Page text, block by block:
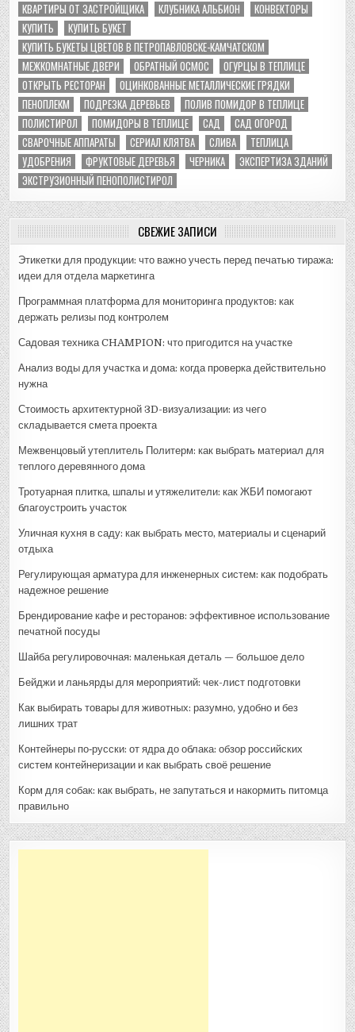
КВАРТИРЫ ОТ ЗАСТРОЙЩИКА
КЛУБНИКА АЛЬБИОН
КОНВЕКТОРЫ
КУПИТЬ
КУПИТЬ БУКЕТ
КУПИТЬ БУКЕТЫ ЦВЕТОВ В ПЕТРОПАВЛОВСКЕ-КАМЧАТСКОМ
МЕЖКОМНАТНЫЕ ДВЕРИ
ОБРАТНЫЙ ОСМОС
ОГУРЦЫ В ТЕПЛИЦЕ
ОТКРЫТЬ РЕСТОРАН
ОЦИНКОВАННЫЕ МЕТАЛЛИЧЕСКИЕ ГРЯДКИ
ПЕНОПЛЕКМ
ПОДРЕЗКА ДЕРЕВЬЕВ
ПОЛИВ ПОМИДОР В ТЕПЛИЦЕ
ПОЛИСТИРОЛ
ПОМИДОРЫ В ТЕПЛИЦЕ САД
САД ОГОРОД
СВАРОЧНЫЕ АППАРАТЫ
СЕРИАЛ КЛЯТВА СЛИВА
ТЕПЛИЦА
УДОБРЕНИЯ
ФРУКТОВЫЕ ДЕРЕВЬЯ ЧЕРНИКА
ЭКСПЕРТИЗА ЗДАНИЙ
ЭКСТРУЗИОННЫЙ ПЕНОПОЛИСТИРОЛ
СВЕЖИЕ ЗАПИСИ
Этикетки для продукции: что важно учесть перед печатью тиража:
идеи для отдела маркетинга
Программная платформа для мониторинга продуктов: как
держать релизы под контролем
Садовая техника CHAMPION: что пригодится на участке
Анализ воды для участка и дома: когда проверка действительно
нужна
Стоимость архитектурной 3D-визуализации: из чего
складывается смета проекта
Межвенцовый утеплитель Политерм: как выбрать материал для
теплого деревянного дома
Тротуарная плитка, шпалы и утяжелители: как ЖБИ помогают
благоустроить участок
Уличная кухня в саду: как выбрать место, материалы и сценарий
отдыха
Регулирующая арматура для инженерных систем: как подобрать
надежное решение
Брендирование кафе и ресторанов: эффективное использование
печатной посуды
Шайба регулировочная: маленькая деталь — большое дело
Бейджи и ланьярды для мероприятий: чек-лист подготовки
Как выбирать товары для животных: разумно, удобно и без
лишних трат
Контейнеры по‑русски: от ядра до облака: обзор российских
систем контейнеризации и как выбрать своё решение
Корм для собак: как выбрать, не запутаться и накормить питомца
правильно